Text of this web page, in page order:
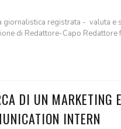
giornalistica registrata - valuta e
di Redattore-Capo Redattore
DI UN MARKETING E
INTERN